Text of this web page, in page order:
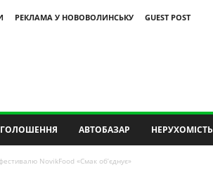
РЕКЛАМА У НОВОВОЛИНСЬКУ
GUEST POST
АВТОБАЗАР НЕРУХОМІСТЬ
NovikFood «Смак об’єднує»